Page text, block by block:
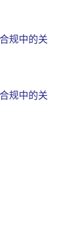
规中的关
规中的关